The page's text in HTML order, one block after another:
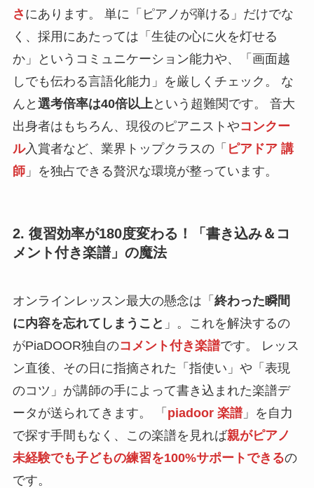
さ にあります。 単に「ピアノが弾ける」だけでな
く、採用にあたっては「生徒の心に火を灯せる
か」というコミュニケーション能力や、「画面越
しでも伝わる言語化能力」を厳しくチェック。 な
んと 選考倍率は40倍以上という超難関です。 音大
出身者はもちろん、現役のピアニストやコンクー
ル入賞者など、業界トップクラスの「 ピアドア 講
師」を独占できる贅沢な環境が整っています。
2. 復習効率が180度変わる！「書き込み＆コ
メント付き楽譜」の魔法
オンラインレッスン最大の懸念は「 終わった瞬間
に内容を忘れてしまうこと 」。これを解決するの
がPiaDOOR独自のコメント付き楽譜です。 レッス
ン直後、その日に指摘された「指使い」や「表現
のコツ」が講師の手によって書き込まれた楽譜デ
ータが送られてきます。 「 piadoor 楽譜」を自力
で探す手間もなく、この楽譜を見れば親がピアノ
未経験でも子どもの練習を100%サポートできるの
です。